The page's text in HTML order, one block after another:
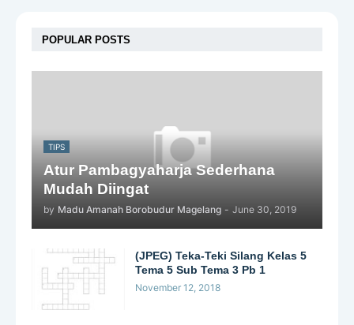
POPULAR POSTS
TIPS
Atur Pambagyaharja Sederhana
Mudah Diingat
by Madu Amanah Borobudur Magelang - June 30, 2019
(JPEG) Teka-Teki Silang Kelas 5
Tema 5 Sub Tema 3 Pb 1
November 12, 2018